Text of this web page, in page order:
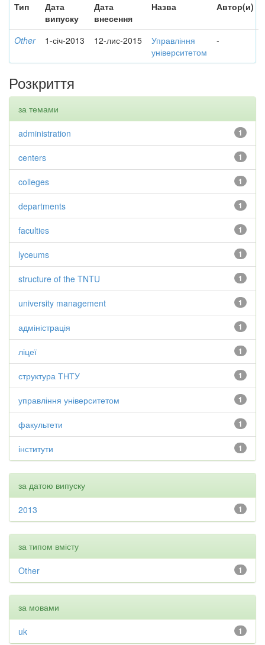
Тип
Дата
випуску
Дата
внесення
Назва Автор(и)
Other 1-січ-2013 12-лис-2015
Управління
університетом
-
Розкриття
за темами
1
administration
1
centers
1
colleges
1
departments
1
faculties
1
lyceums
1
structure of the TNTU
1
university management
1
адміністрація
1
ліцеї
1
структура ТНТУ
1
управління університетом
1
факультети
1
інститути
за датою випуску
1
2013
за типом вмісту
1
Other
за мовами
1
uk